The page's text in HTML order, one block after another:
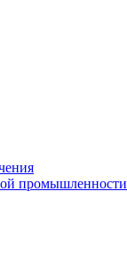
промышленности